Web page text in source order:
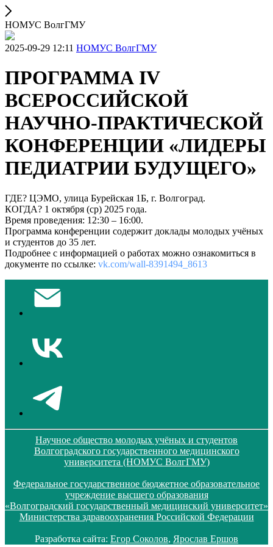
НОМУС ВолгГМУ
2025-09-29 12:11 НОМУС ВолгГМУ
ПРОГРАММА IV
ВСЕРОССИЙСКОЙ
НАУЧНО-ПРАКТИЧЕСКОЙ
КОНФЕРЕНЦИИ «ЛИДЕРЫ
ПЕДИАТРИИ БУДУЩЕГО»
ГДЕ? ЦЭМО, улица Бурейская 1Б, г. Волгоград.
КОГДА? 1 октября (ср) 2025 года.
Время проведения: 12:30 – 16:00.
Программа конференции содержит доклады молодых учёных
и студентов до 35 лет.
Подробнее с информацией о работах можно ознакомиться в
документе по ссылке: vk.com/wall-8391494_8613
Научное общество молодых учёных и студентов
Волгоградского государственного медицинского
университета (НОМУС ВолгГМУ)
Федеральное государственное бюджетное образовательное
учреждение высшего образования
«Волгоградский государственный медицинский университет»
Министерства здравоохранения Российской Федерации
Разработка сайта: Егор Соколов, Ярослав Ершов